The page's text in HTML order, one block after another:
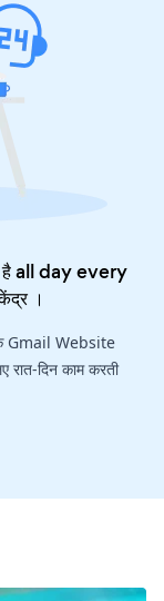
है all day every
।
Gmail Website
दिन काम करती